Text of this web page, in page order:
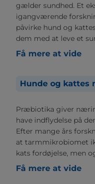
gælder sundhed. Et
igangværende
påvirke hund og
dem med at leve et
Få mere at vide
Hunde og kattes
Præbiotika giver
have indflydelse på
Efter mange års
at tarmmikrobiomet
kats fordøjelse, men
Få mere at vide